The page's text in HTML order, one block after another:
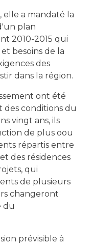
elle a mandaté la
plan
2010-2015 qui
besoins de la
des
dans la région.
ont été
des conditions du
vingt ans, ils
de plus oou
répartis entre
des résidences
qui
de plusieurs
changeront
du
prévisible à